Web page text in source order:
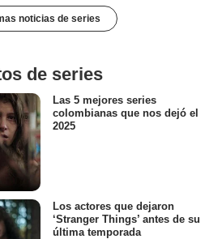
noticias de series
de series
Las 5 mejores series
colombianas que nos dejó el
2025
Los actores que dejaron
‘Stranger Things’ antes de su
última temporada